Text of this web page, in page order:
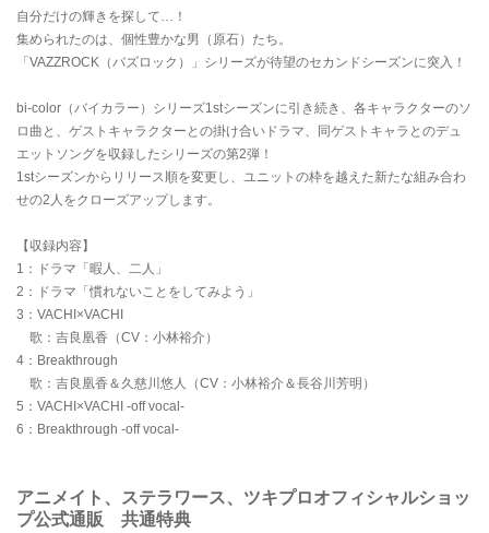
自分だけの輝きを探して…！
集められたのは、個性豊かな男（原石）たち。
「VAZZROCK（バズロック）」シリーズが待望のセカンドシーズンに突入！
bi-color（バイカラー）シリーズ1stシーズンに引き続き、各キャラクターのソ
ロ曲と、ゲストキャラクターとの掛け合いドラマ、同ゲストキャラとのデュ
エットソングを収録したシリーズの第2弾！
1stシーズンからリリース順を変更し、ユニットの枠を越えた新たな組み合わ
せの2人をクローズアップします。
【収録内容】
1：ドラマ「暇人、二人」
2：ドラマ「慣れないことをしてみよう」
3：VACHI×VACHI
歌：吉良凰香（CV：小林裕介）
4：Breakthrough
歌：吉良凰香＆久慈川悠人（CV：小林裕介＆長谷川芳明）
5：VACHI×VACHI -off vocal-
6：Breakthrough -off vocal-
アニメイト、ステラワース、ツキプロオフィシャルショッ
プ公式通販 共通特典